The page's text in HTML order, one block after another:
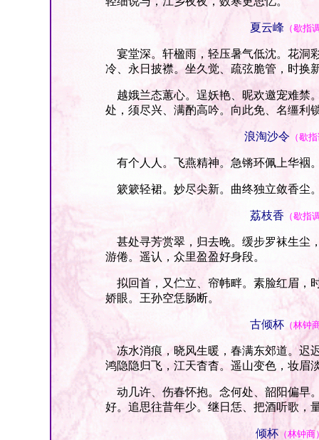
夏云峰 （歇指
宴堂深。轩楹雨，轻压暑气低沈。花洞
冷、永日披襟。坐久觉、疏弦脆管，时换
越娥兰态蕙心。逞妖艳、昵欢邀宠难禁
处，须尽兴、满酌高吟。向此免、名缰利
浪淘沙令 （歇
有个人人。飞燕精神。急锵环佩上华裀
簌簌轻裙。妙尽尖新。曲终独立敛香尘
荔枝香 （歇指
甚处寻芳赏翠，归去晚。缓步罗袜生尘
游倦。遥认，众里盈盈好身段。
拟回首，又伫立、帘帏畔。素脸红眉，
娇眼。王孙空恁肠断。
古倾杯 （林钟
冻水消痕，晓风生暖，春满东郊道。迟
鸿隐隐归飞，江天杳杳。遥山变色，妆眉
动几许、伤春怀抱。念何处、韶阳偏早
好。追思往昔年少。继日恁、把酒听歌，
倾杯 （林钟商